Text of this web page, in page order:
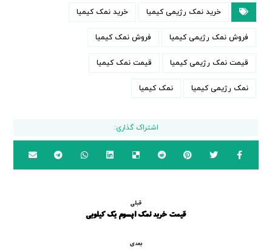
خرید نمک رژیمی کیمیا خرید نمک کیمیا
فروش نمک رژیمی کیمیا فروش نمک کیمیا
قیمت نمک رژیمی کیمیا قیمت نمک کیمیا
نمک رژیمی کیمیا نمک کیمیا
قبلی
قیمت خرید نمک اپسوم یک کیلویی
بعدی